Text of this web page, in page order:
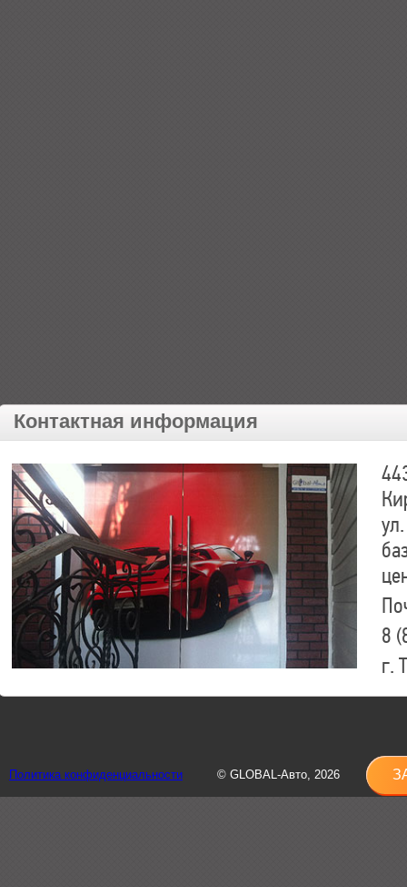
Контактная информация
8
г.
8
Политика конфиденциальности © GLOBAL-Авто, 2026